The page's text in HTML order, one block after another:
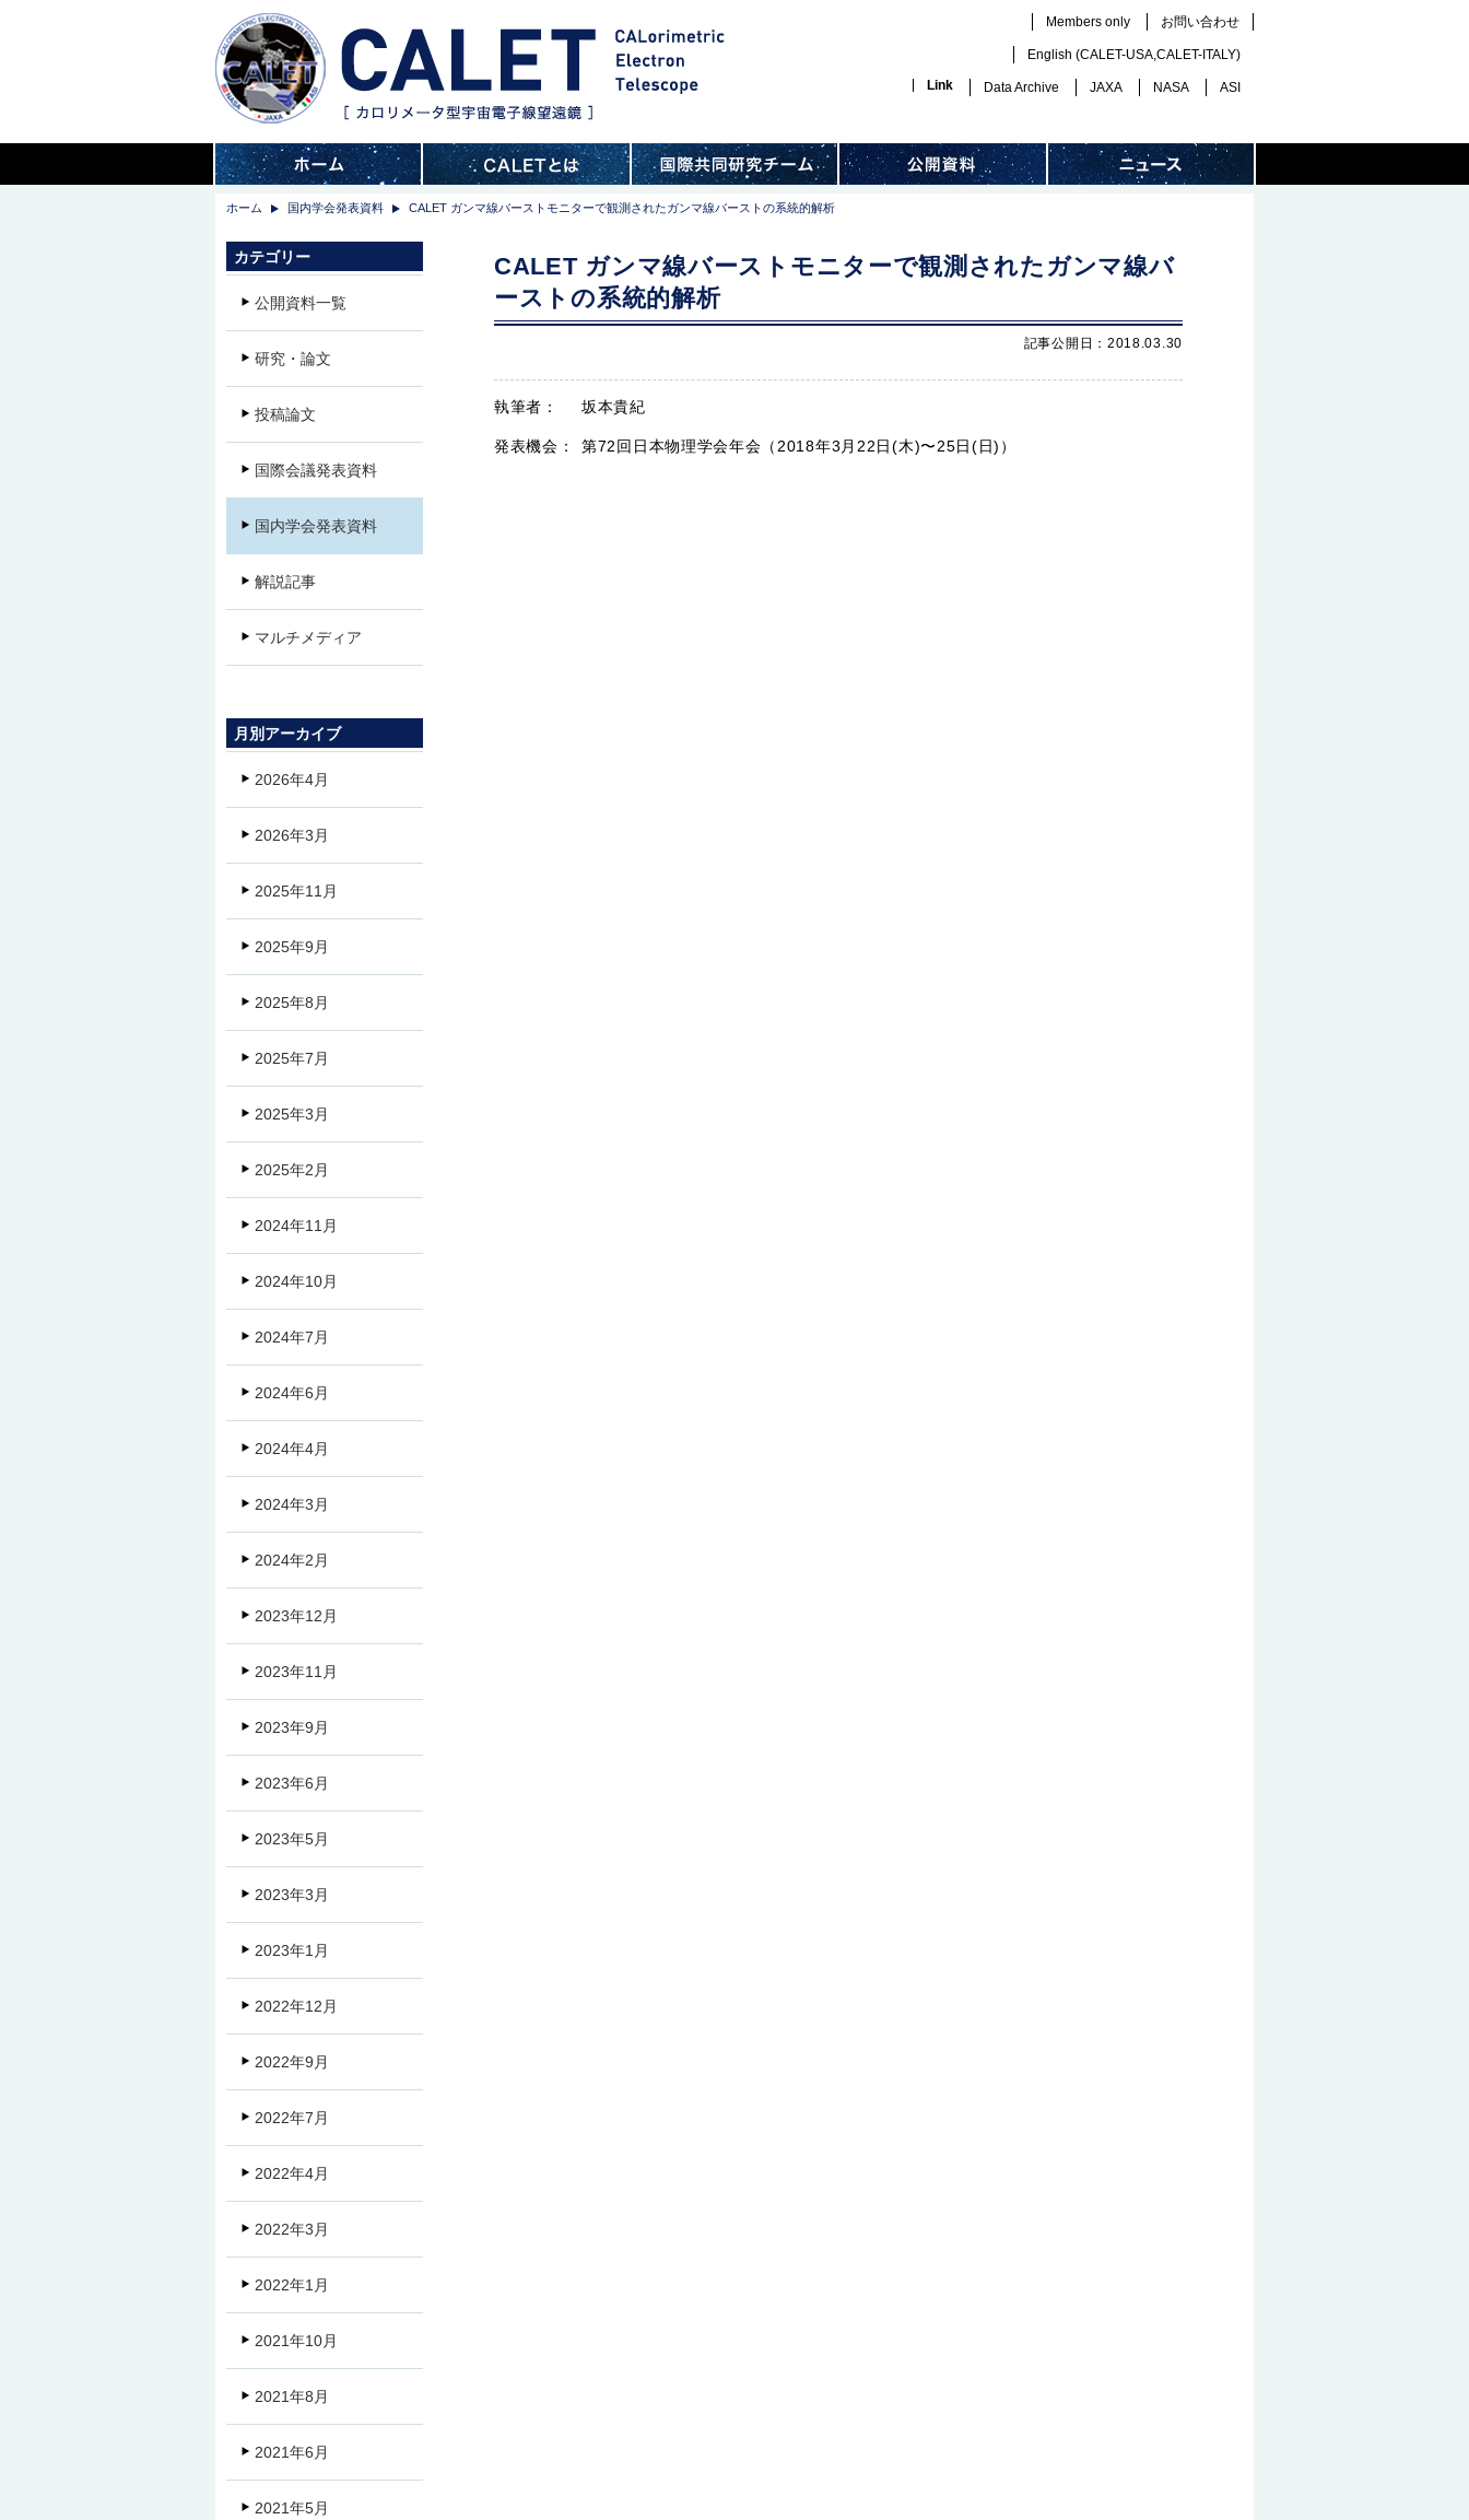
Members only お問い合わせ
English (CALET-USA,CALET-ITALY)
Link
Data Archive JAXA NASA ASI
ホーム 国内学会発表資料 CALET ガンマ線バーストモニターで観測されたガンマ線バーストの系統的解析
CALET ガンマ線バーストモニターで観測されたガンマ線バ
ーストの系統的解析
記事公開日：2018.03.30
執筆者： 坂本貴紀
発表機会： 第72回日本物理学会年会（2018年3月22日(木)〜25日(日)）
カテゴリー
公開資料一覧
研究・論文
投稿論文
国際会議発表資料
国内学会発表資料
解説記事
マルチメディア
月別アーカイブ
2026年4月
2026年3月
2025年11月
2025年9月
2025年8月
2025年7月
2025年3月
2025年2月
2024年11月
2024年10月
2024年7月
2024年6月
2024年4月
2024年3月
2024年2月
2023年12月
2023年11月
2023年9月
2023年6月
2023年5月
2023年3月
2023年1月
2022年12月
2022年9月
2022年7月
2022年4月
2022年3月
2022年1月
2021年10月
2021年8月
2021年6月
2021年5月